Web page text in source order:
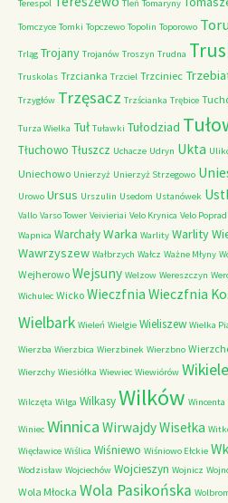
Terespol Tleń Tomaryny
Tomczyce Tomki Topczewo Topolin Toporowo
Trląg Trojany Trojanów Troszyn Trudna
Truskolas Trzcianka Trzciel Trzciniec
Trzygłów Trzęsacz Trzścianka Trębice
Turza Wielka Tuł Tuławki Tułodziad
Tłuchowo Tłuszcz Uchacze Udryn Ukta
Uniechowo Unierzyż Unierzyż Strzegowo
Urowo Ursus Urszulin Usedom Ustanówek
Vallo Varso Tower Veivieriai Velo Krynica Velo Poprad
Wapnica WarchałyWarka Warlity Warlity
Wawrzyszew Wałbrzych Wałcz Ważne Młyny
Wejherowo Wejsuny Welzow Wereszczyn
Wichulec Wicko Wieczfnia Wieczfnia
Wielbark Wieleń Wielgie Wieliszew Wielka
Wierzba Wierzbica Wierzbinek Wierzbno
Wierzchy Wiesiółka Wiewiec Wiewiórów
Wilczęta Wilga WilkasyWilków Wincenta
Winiec Winnica WirwajdyWisełka
Więcławice Wiślica Wiśniewo Wiśniowo Ełckie
Wodzisław Wojciechów Wojcieszyn Wojnicz
Wola Młocka Wola Pasikońska